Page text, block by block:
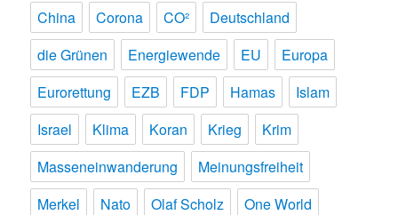
China
Corona CO²
Deutschland
die Grünen
Energiewende EU
Europa
Eurorettung
EZB FDP Hamas
Islam
Israel
Klima Koran Krieg
Krim
Masseneinwanderung
Meinungsfreiheit
Merkel
Nato Olaf Scholz
One World